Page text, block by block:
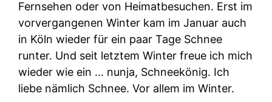
Fernsehen oder von Heimatbesuchen. Erst im
vorvergangenen Winter kam im Januar auch
in Köln wieder für ein paar Tage Schnee
runter. Und seit letztem Winter freue ich mich
wieder wie ein … nunja, Schneekönig. Ich
liebe nämlich Schnee. Vor allem im Winter.